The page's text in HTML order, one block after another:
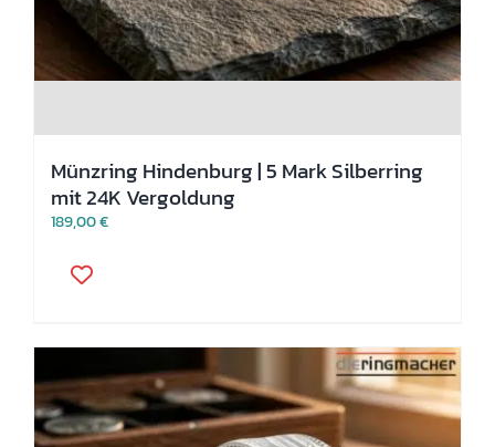
Münzring Hindenburg | 5 Mark Silberring
mit 24K Vergoldung
189,00€
Produkt
Die
Optionen
können
auf